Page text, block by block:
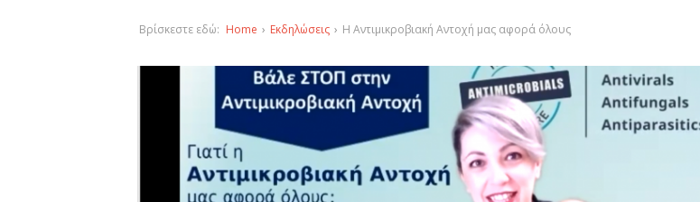
Βρίσκεστε εδώ: Home › Εκδηλώσεις › Η Αντιμικροβιακή Αντοχή μας αφορά όλους